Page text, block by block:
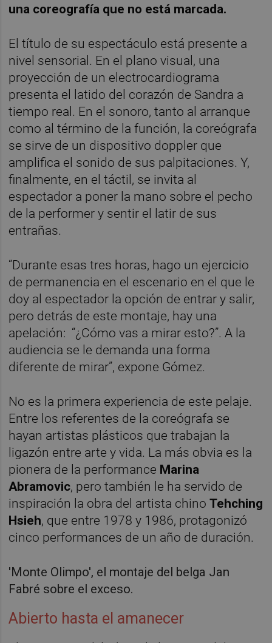
una coreografía que no está marcada.
El título de su espectáculo está presente a
nivel sensorial. En el plano visual, una
proyección de un electrocardiograma
presenta el latido del corazón de Sandra a
tiempo real. En el sonoro, tanto al arranque
como al término de la función, la coreógrafa
se sirve de un dispositivo doppler que
amplifica el sonido de sus palpitaciones. Y,
finalmente, en el táctil, se invita al
espectador a poner la mano sobre el pecho
de la performer y sentir el latir de sus
entrañas.
“Durante esas tres horas, hago un ejercicio
de permanencia en el escenario en el que le
doy al espectador la opción de entrar y salir,
pero detrás de este montaje, hay una
apelación: “¿Cómo vas a mirar esto?”. A la
audiencia se le demanda una forma
diferente de mirar”, expone Gómez.
No es la primera experiencia de este pelaje.
Entre los referentes de la coreógrafa se
hayan artistas plásticos que trabajan la
ligazón entre arte y vida. La más obvia es la
pionera de la performance Marina
Abramovic, pero también le ha servido de
inspiración la obra del artista chinoTehching
Hsieh, que entre 1978 y 1986, protagonizó
cinco performances de un año de duración.
'Monte Olimpo', el montaje del belga Jan
Fabré sobre el exceso.
Abierto hasta el amanecer